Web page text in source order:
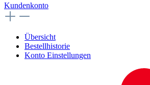
Kundenkonto
Übersicht
Bestellhistorie
Konto Einstellungen